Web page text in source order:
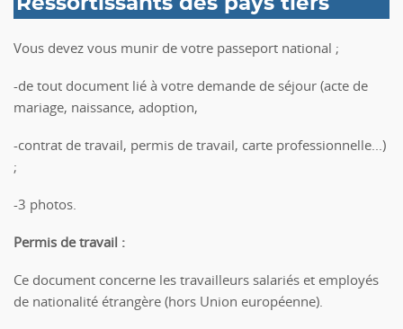
Vous devez vous munir de votre passeport national ;
-de tout document lié à votre demande de séjour (acte de
mariage, naissance, adoption,
-contrat de travail, permis de travail, carte professionnelle...)
;
-3 photos.
Permis de travail :
Ce document concerne les travailleurs salariés et employés
de nationalité étrangère (hors Union européenne).